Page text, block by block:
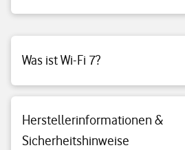
Was ist Wi-Fi 7?
Herstellerinformationen &
Sicherheitshinweise